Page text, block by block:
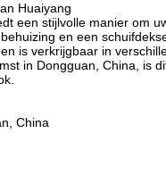
Huaiyang
een stijlvolle manier om
en een
is verkrijgbaar in
in Dongguan, China, is
China